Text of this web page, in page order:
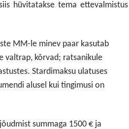
hüvitatakse tema ettevalmistus
MM-le minev paar kasutab
valtrap, kõrvad; ratsanikule
Stardimaksu ulatuses
alusel kui tingimusi on
summaga 1500 € ja